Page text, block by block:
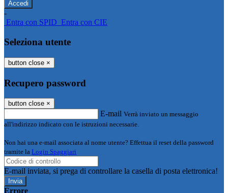
-
Entra con SPID Entra con CIE
Seleziona utente
button close ×
Recupero password
button close ×
E-mail Verrà inviato un messaggio
all'indirizzo indicato con le istruzioni necessarie.
Non hai una e-mail associata al nome utente? Effettua il reset della password
tramite la Login Spaggiari
E-mail inviata, si prega di controllare la casella di posta elettronica!
Errore